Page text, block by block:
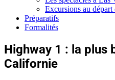
Excursions au départ
Préparatifs
Formalités
Highway 1 : la plus
Californie